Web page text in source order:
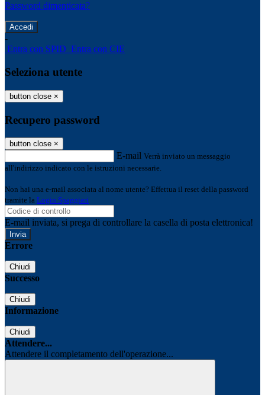
Password dimenticata?
-
Entra con SPID Entra con CIE
Seleziona utente
button close ×
Recupero password
button close ×
E-mail Verrà inviato un messaggio
all'indirizzo indicato con le istruzioni necessarie.
Non hai una e-mail associata al nome utente? Effettua il reset della password
tramite la Login Spaggiari
E-mail inviata, si prega di controllare la casella di posta elettronica!
Errore
Chiudi
Successo
Chiudi
Informazione
Chiudi
Attendere...
Attendere il completamento dell'operazione...